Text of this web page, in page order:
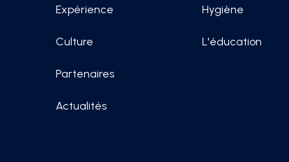
Expérience
Culture
Partenaires
Actualités
Hygiène
L'éducation